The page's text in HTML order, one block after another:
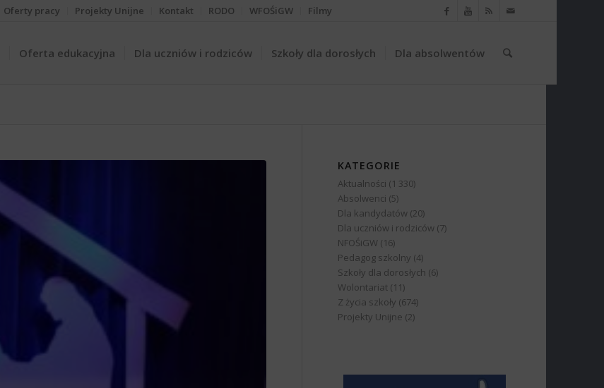
Oferty pracy Projekty Unijne Kontakt RODO WFOŚiGW Filmy
Oferta edukacyjna Dla uczniów i rodziców Szkoły dla dorosłych Dla absolwentów
KATEGORIE
Aktualności (1 330)
Absolwenci (5)
Dla kandydatów (20)
Dla uczniów i rodziców (7)
NFOŚiGW (16)
Pedagog szkolny (4)
Szkoły dla dorosłych (6)
Wolontariat (11)
Z życia szkoły (674)
Projekty Unijne (2)